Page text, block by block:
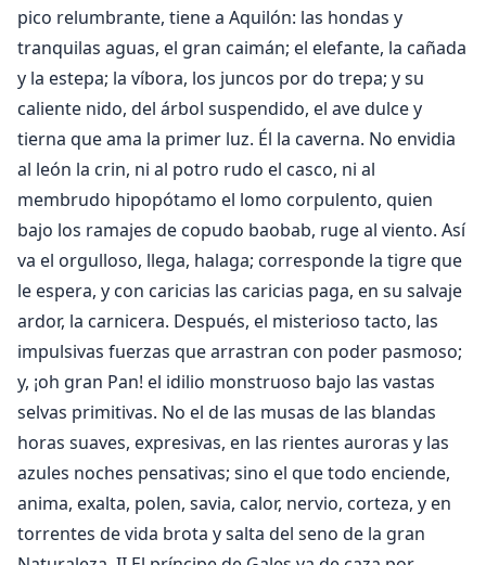
pico relumbrante, tiene a Aquilón: las hondas y
tranquilas aguas, el gran caimán; el elefante, la cañada
y la estepa; la víbora, los juncos por do trepa; y su
caliente nido, del árbol suspendido, el ave dulce y
tierna que ama la primer luz. Él la caverna. No envidia
al león la crin, ni al potro rudo el casco, ni al
membrudo hipopótamo el lomo corpulento, quien
bajo los ramajes de copudo baobab, ruge al viento. Así
va el orgulloso, llega, halaga; corresponde la tigre que
le espera, y con caricias las caricias paga, en su salvaje
ardor, la carnicera. Después, el misterioso tacto, las
impulsivas fuerzas que arrastran con poder pasmoso;
y, ¡oh gran Pan! el idilio monstruoso bajo las vastas
selvas primitivas. No el de las musas de las blandas
horas suaves, expresivas, en las rientes auroras y las
azules noches pensativas; sino el que todo enciende,
anima, exalta, polen, savia, calor, nervio, corteza, y en
torrentes de vida brota y salta del seno de la gran